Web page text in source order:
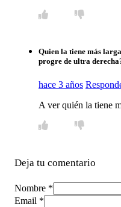
Quien la tiene más
progre de ultra
hace 3 años
A ver quién la tiene
Deja tu comentario
Nombre *
Email *